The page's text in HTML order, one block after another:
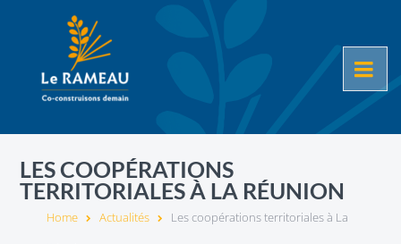
LES COOPÉRATIONS
TERRITORIALES À LA RÉUNION
Home Actualités
Les coopérations territoriales à La